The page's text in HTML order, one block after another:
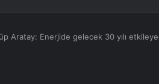
Aratay: Enerjide gelecek 30 yılı